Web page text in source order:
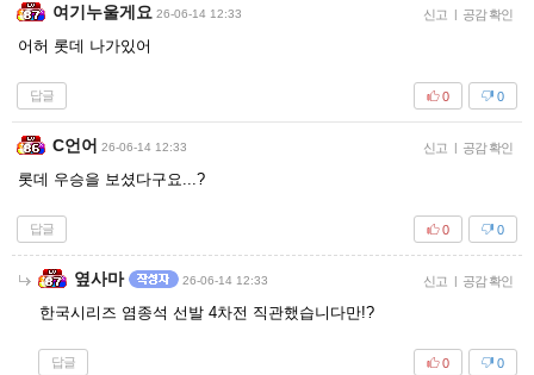
여기누울게요 26-06-14 12:33 신고 | 공감 확인
어허 롯데 나가있어
답글 0
0
C언어 26-06-14 12:33 신고 | 공감 확인
롯데 우승을 보셨다구요...?
답글 0
0
옆사마 26-06-14 12:33 신고 | 공감 확인
한국시리즈 염종석 선발 4차전 직관했습니다만!?
답글 0
0